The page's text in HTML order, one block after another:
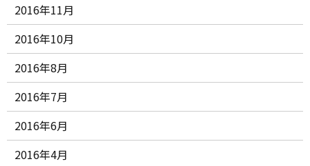
2016年11月
2016年10月
2016年8月
2016年7月
2016年6月
2016年4月